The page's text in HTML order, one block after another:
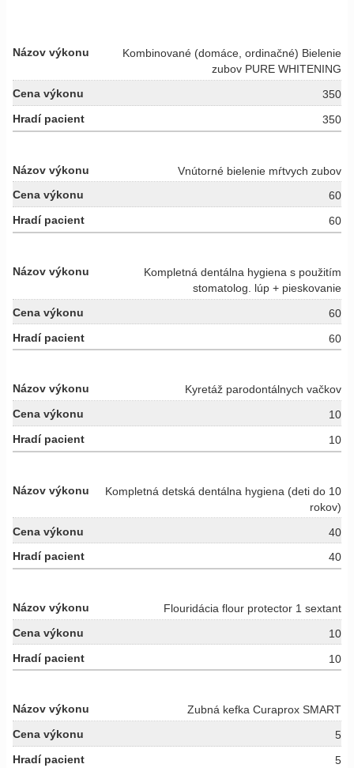
Kombinované (domáce, ordinačné) Bielenie
zubov PURE WHITENING
350
350
Vnútorné bielenie mŕtvych zubov
60
60
Kompletná dentálna hygiena s použitím
stomatolog. lúp + pieskovanie
60
60
Kyretáž parodontálnych vačkov
10
10
Kompletná detská dentálna hygiena (deti do 10
rokov)
40
40
Flouridácia flour protector 1 sextant
10
10
Zubná kefka Curaprox SMART
5
5